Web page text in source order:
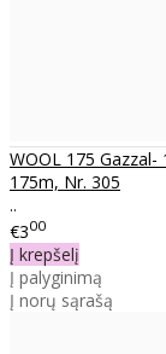
WOOL 175
175m, Nr. 305
..
€300
Į krepšelį
Į palyginimą
Į norų sąrašą